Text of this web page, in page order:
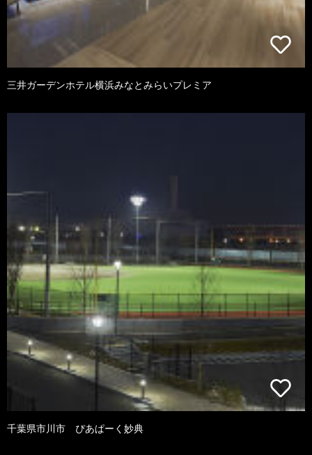
三井ガーデンホテル横浜みなとみらいプレミア
千葉県市川市 ぴあぱーく妙典